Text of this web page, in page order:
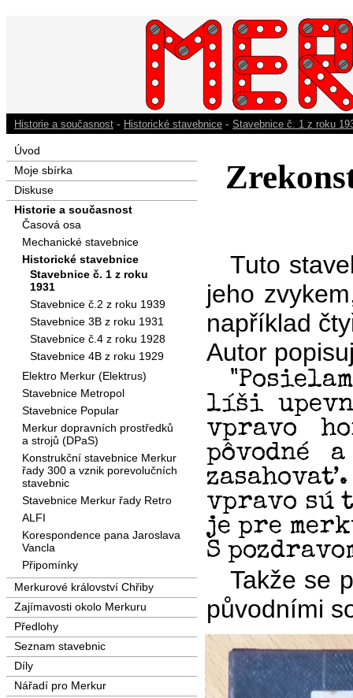
Historie a současnost - Historické stavebnice - Stavebnice č. 1 z roku
Úvod
Moje sbírka
Diskuse
Historie a současnost
Časová osa
Mechanické stavebnice
Historické stavebnice
Stavebnice č. 1 z roku
1931
Stavebnice č.2 z roku 1939
Stavebnice 3B z roku 1931
Stavebnice č.4 z roku 1928
Stavebnice 4B z roku 1929
Elektro Merkur (Elektrus)
Stavebnice Metropol
Stavebnice Popular
Merkur dopravních prostředků
a strojů (DPaS)
Konstrukční stavebnice Merkur
řady 300 a vznik porevolučních
stavebnic
Stavebnice Merkur řady Retro
ALFI
Korespondence pana Jaroslava
Vancla
Připomínky
Merkurové království Chřiby
Zajímavosti okolo Merkuru
Předlohy
Seznam stavebnic
Díly
Nářadí pro Merkur
Tuto
jeho
například
Autor
líši
vpravo
pôvodné
vpravo sú
je pre
S
Takže se
původními